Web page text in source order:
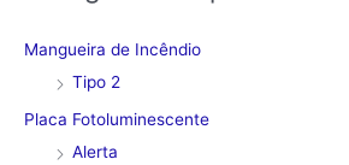
Mangueira de Incêndio
Tipo 2
Placa Fotoluminescente
Alerta